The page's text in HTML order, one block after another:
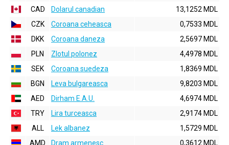
CAD
Dolarul canadian
13,1252 MDL
CZK
Coroana ceheasca
0,7533 MDL
DKK
Coroana daneza
2,5697 MDL
PLN
Zlotul polonez
4,4978 MDL
SEK
Coroana suedeza
1,8369 MDL
BGN
Leva bulgareasca
9,8203 MDL
AED
Dirham E.A.U.
4,6974 MDL
TRY
Lira turceasca
2,9174 MDL
ALL
Lek albanez
1,5729 MDL
AMD
Dram armenesc
0,3612 MDL